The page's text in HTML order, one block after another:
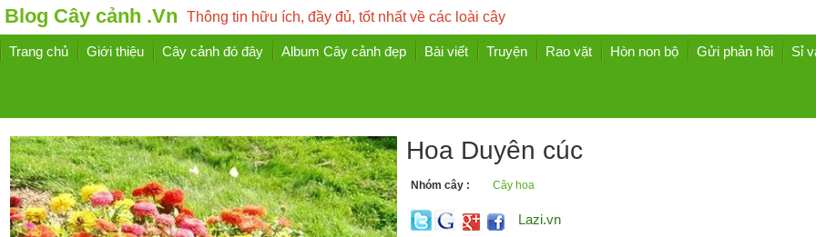
Blog Cây cảnh .Vn Thông tin hữu ích, đầy đủ, tốt nhất về các loài cây
Trang chủ Giới thiệu Cây cảnh đó đây Album Cây cảnh đẹp Bài viết Truyện Rao vặt Hòn non bộ Gửi phản hồi Sỉ
Hoa Duyên cúc
Nhóm cây : Cây hoa
Lazi.vn